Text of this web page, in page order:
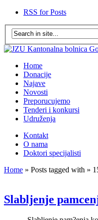
RSS for Posts
Home
Donacije
Najave
Novosti
Preporucujemo
Tenderi i konkursi
Udruženja
Kontakt
O nama
Doktori specijalisti
Home » Posts tagged with »
Slabljenje